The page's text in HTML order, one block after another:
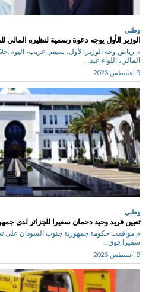
وطني
الوزير الأول يوجه دعوة رسمية لنظيره المالي
م.رياض وجه الوزير الأول، سيفي غريب،
المالي، اللواء عبد...
9 أغسطس 2026
وطني
تعيين فريد وحيد دحمان سفيرا للجزائر لدى
م موافقت حكومة جمهورية جنوب السودان على
سفيرا فوق...
9 أغسطس 2026